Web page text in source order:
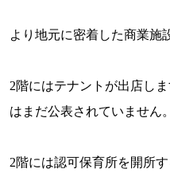
より地元に密着した商業施
2階にはテナントが出店し
はまだ公表されていません。
2階には認可保育所を開所